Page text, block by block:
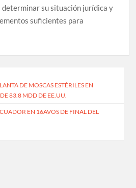
determinar su situación jurídica y
suficientes para
DE MOSCAS ESTÉRILES EN
83.8 MDD DE EE.UU.
EN 16AVOS DE FINAL DEL